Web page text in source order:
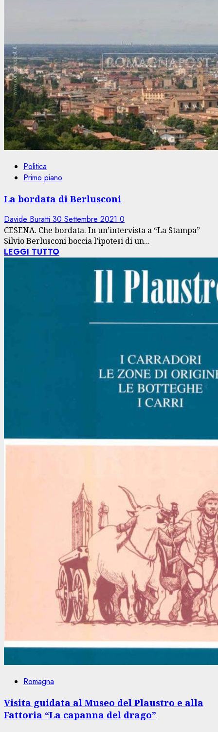
Politica
Primo piano
La bordata di Berlusconi
Davide Buratti 30 Settembre 2021 0
CESENA. Che bordata. In un’intervista a “La Stampa”
Silvio Berlusconi boccia l’ipotesi di un...
LEGGI TUTTO
Romagna
Visita guidata al Museo del Plaustro e alla
Fattoria “La capanna del drago”